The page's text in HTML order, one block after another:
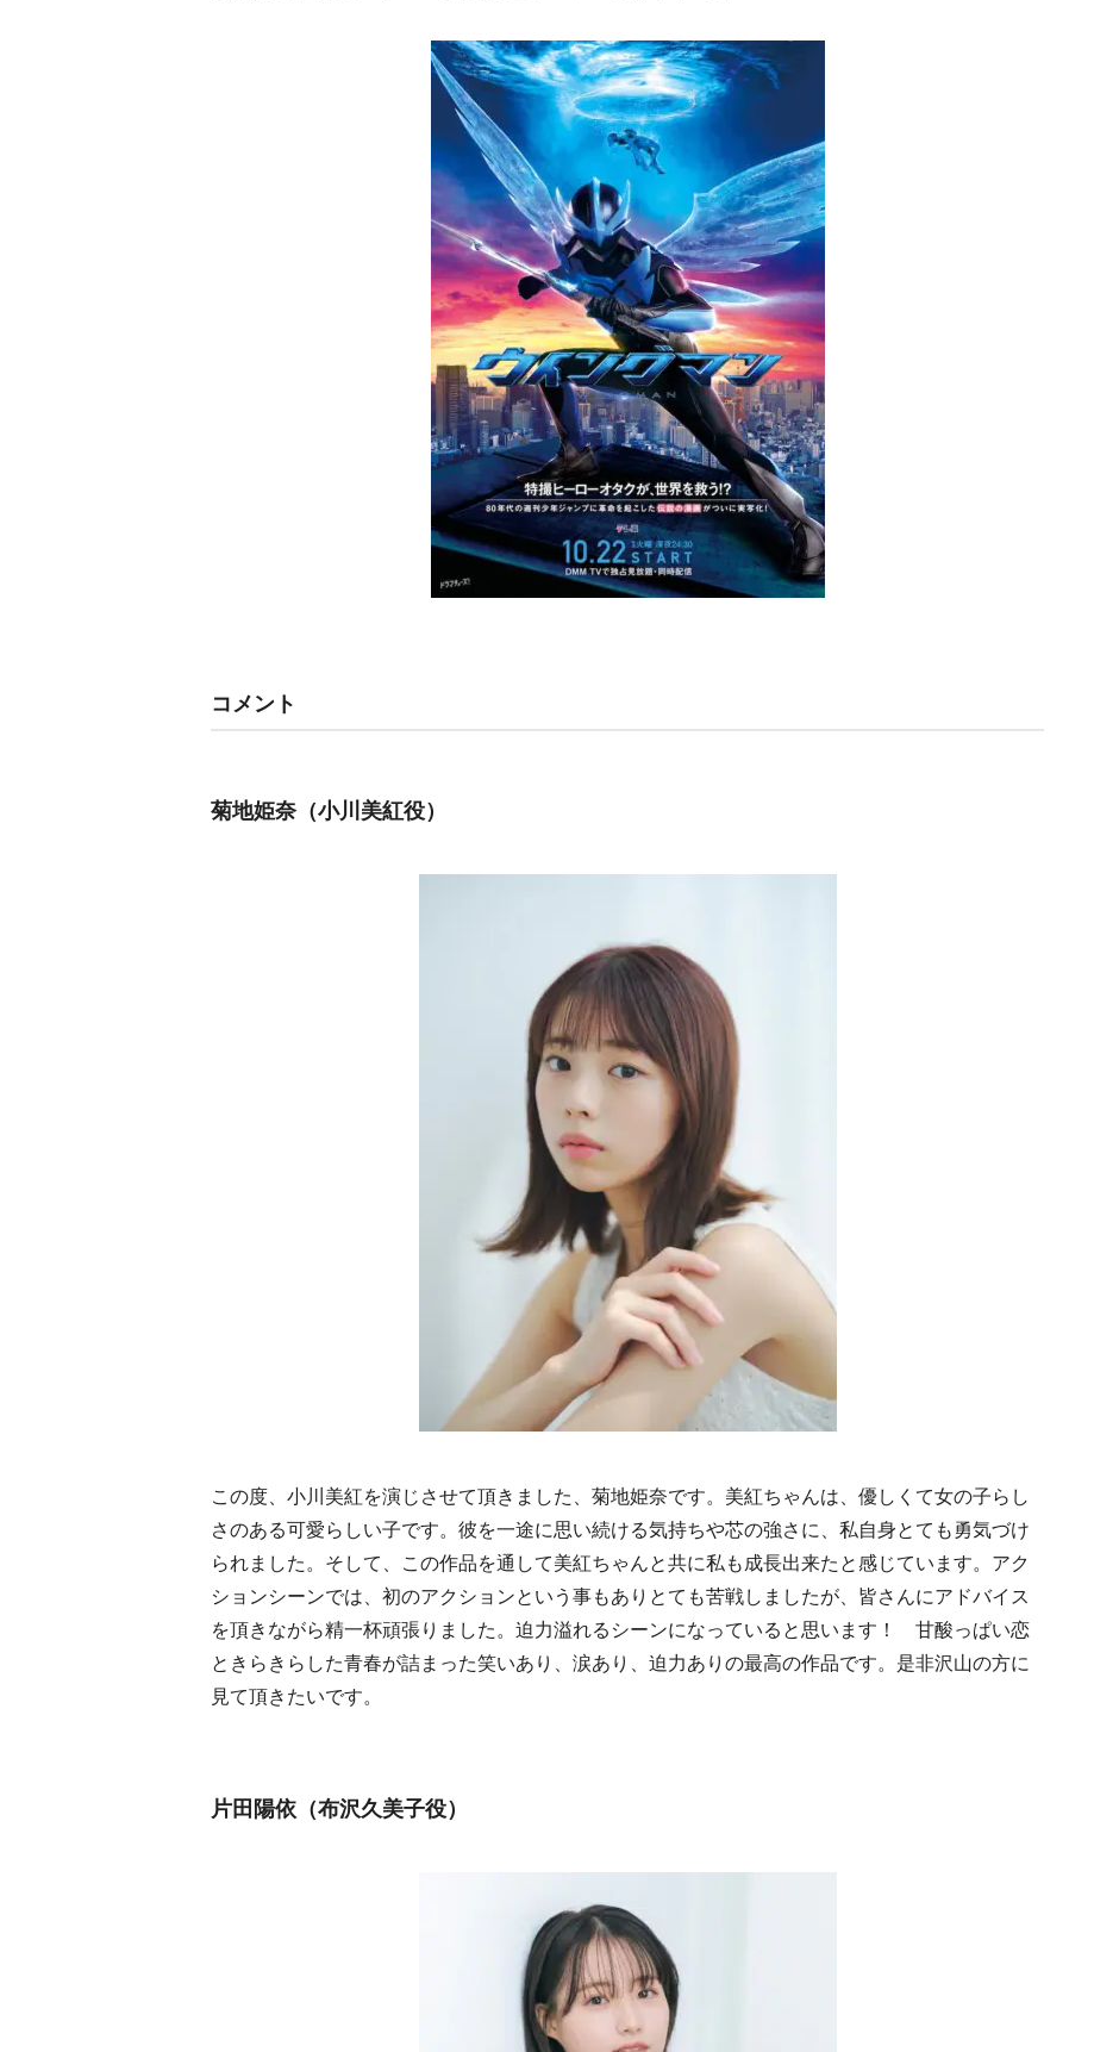
コメント
菊地姫奈（小川美紅役）
この度、小川美紅を演じさせて頂きました、菊地姫奈です。美紅ちゃんは、優しくて女の子らし
さのある可愛らしい子です。彼を一途に思い続ける気持ちや芯の強さに、私自身とても勇気づけ
られました。そして、この作品を通して美紅ちゃんと共に私も成長出来たと感じています。アク
ションシーンでは、初のアクションという事もありとても苦戦しましたが、皆さんにアドバイス
を頂きながら精一杯頑張りました。迫力溢れるシーンになっていると思います！ 甘酸っぱい恋
ときらきらした青春が詰まった笑いあり、涙あり、迫力ありの最高の作品です。是非沢山の方に
見て頂きたいです。
片田陽依（布沢久美子役）